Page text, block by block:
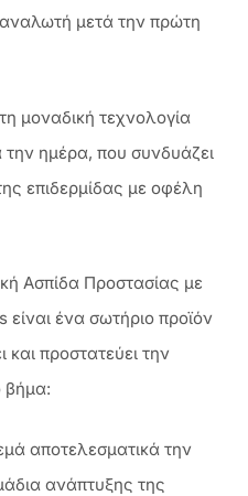
μετά την πρώτη
μοναδική τεχνολογία
την ημέρα, που συνδυάζει
επιδερμίδας με οφέλη
Ασπίδα Προστασίας με
ένα σωτήριο προϊόν
και προστατεύει την
βήμα:
αποτελεσματικά την
ανάπτυξης της